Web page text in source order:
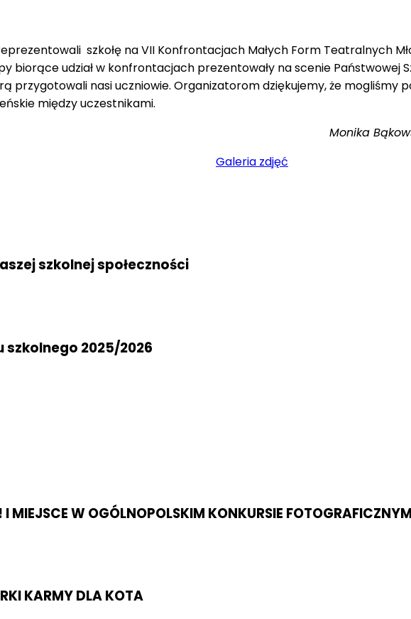
szkołę na VII Konfrontacjach Małych Form Teatralnych
biorące udział w konfrontacjach prezentowały na scenie Państwowej
przygotowali nasi uczniowie. Organizatorom dziękujemy, że
między uczestnikami.
Monika
Galeria zdjęć
szkolnej społeczności
2025/2026
MIEJSCE W OGÓLNOPOLSKIM KONKURSIE
KARMY DLA KOTA